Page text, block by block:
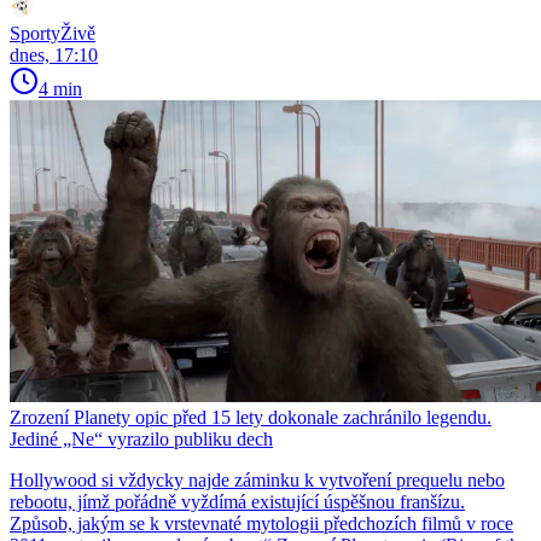
SportyŽivě
dnes, 17:10
4 min
Zrození Planety opic před 15 lety dokonale zachránilo legendu.
Jediné „Ne“ vyrazilo publiku dech
Hollywood si vždycky najde záminku k vytvoření prequelu nebo
rebootu, jímž pořádně vyždímá existující úspěšnou franšízu.
Způsob, jakým se k vrstevnaté mytologii předchozích filmů v roce